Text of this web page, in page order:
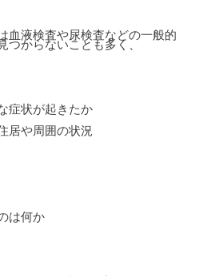
血液検査や尿検査などの一般的
つからないことも多く、
症状が起きたか
居や周囲の状況
は何か